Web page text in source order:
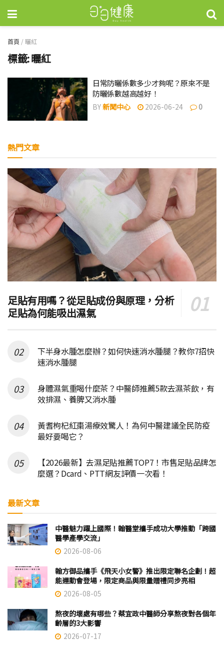
首頁 /曬紅
標籤:曬紅
日常防曬係數多少才夠呢？原來不是
防曬係數越高越好！
BY新聞中心 2026-06-24 0
熱門文章
足貼有用嗎？從足貼成份與原理，分析
足貼為何能吸出濕氣
下半身水腫怎麼辦？如何快速消水腫腿？教你7招快
速消水腫腿
身體濕氣重喝什麼茶？中醫師推薦5款去濕茶飲，有
效排濕、養脾又消水腫
黃耆枸杞紅棗湯療效驚人！為何中醫建議全民防疫
最好要喝它？
【2026最新】去濕足貼推薦TOP7！市售足貼品牌怎
麼選？Dcard、PTT網友評價一次看！
最新文章
中醫魅力躍上國際！翰醫堂攜手成功大學推動「跨國
醫學產學交流」
2026-08-06
翰方御品攜手《飛天小女警》推出限定聯名企劃！超
能運動會登場，限定商品與限量贈禮同步亮相
2026-08-05
熬夜的壞處有哪些？蔡宜政中醫師分享熬夜對各個年
齡層的3大影響
2026-07-17